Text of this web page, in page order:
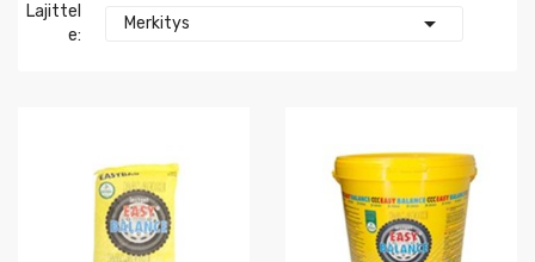
Lajittel
E:
Merkitys 